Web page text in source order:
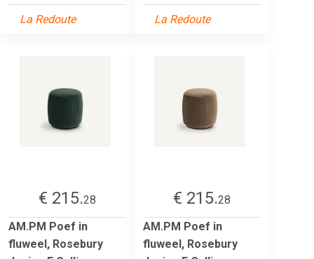
La Redoute La Redoute
€ 215.28
AM.PM Poef in
fluweel, Rosebury
€ 215.28
AM.PM Poef in
fluweel, Rosebury